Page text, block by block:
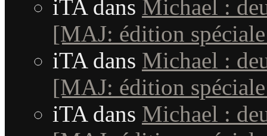
iTAdans Michael :
[MAJ: édition
iTAdans Michael :
[MAJ: édition
iTAdans Michael :